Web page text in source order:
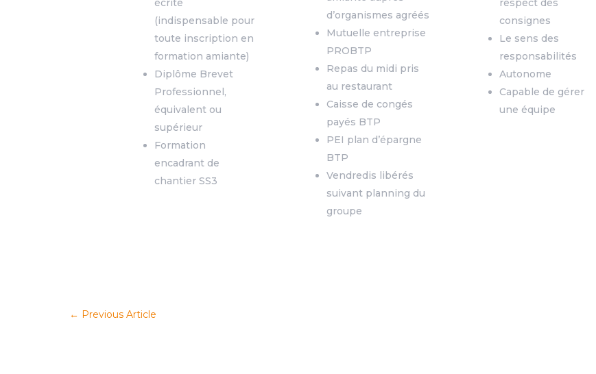
écrite
(indispensable pour
toute inscription en
formation amiante)
Diplôme Brevet
Professionnel,
équivalent ou
supérieur
Formation
encadrant de
chantier SS3
d’organismes agréés
Mutuelle entreprise
PROBTP
Repas du midi pris
au restaurant
Caisse de congés
payés BTP
PEI plan d’épargne
BTP
Vendredis libérés
suivant planning du
groupe
respect des
consignes
Le sens des
responsabilités
Autonome
Capable de gérer
une équipe
← Previous Article